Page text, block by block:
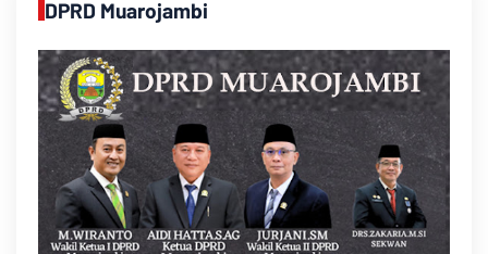
DPRD Muarojambi